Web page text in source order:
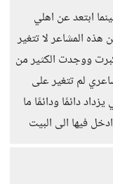
ابتعد عن اهلي
ولكن هذه المشاعر لا تتغير
ووجدت الكثير من
لم تتغير على
دائمًا ودائمًا ما
فيها الى البيت